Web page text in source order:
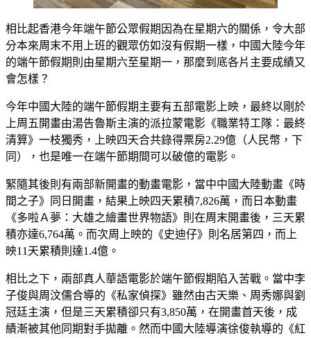
相比起香港今年端午節公眾假期因為在星期六的關係，令大部
分本來周末不用上班的觀眾仿如沒有假期一樣，中國大陸今年
的端午節假期則由星期六至星期一，那麼到底各片主要成績又
會怎樣？
今年中國大陸的端午節假期主要有五部電影上映，最終以剛於
上周五開畫由湯告魯斯主演的派拉蒙電影《職業特工隊：最終
清算》一枝獨秀，上映四天合共錄得票房2.29億（人民幣，下
同），也是唯一在端午節期間可以破億的電影。
緊隨其後則有兩部新開畫的動畫電影，當中中國大陸動畫《時
間之子》同日開畫，結果上映四天累積7,826萬，而日本動畫
《多啦Ａ夢：大雄之繪畫世界物語》則在周末開畫後，三天累
積亦達6,764萬。而次周上映的《史迪仔》則名居第四，而上
映11天累積則達1.4億。
相比之下，兩部真人華語電影於端午節假期陷入苦戰。當中李
子俊與周汶儒合導的《私家偵探》雖然由古天樂、周秀娜與劉
冠廷主演，但是三天累積卻只有3,850萬，在開畫首天後，成
績漸被其他同期對手拋離。然而中國大陸導演徐俊執導的《紅